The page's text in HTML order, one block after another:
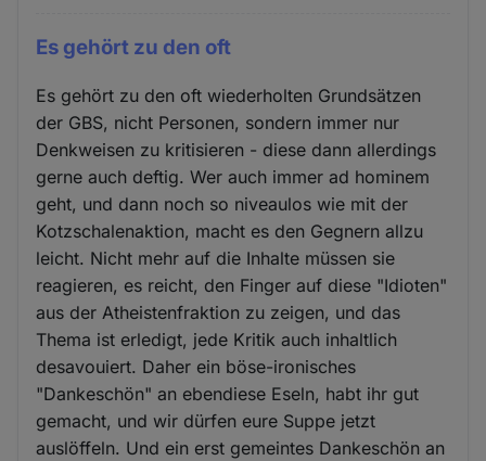
Es gehört zu den oft
Es gehört zu den oft wiederholten Grundsätzen
der GBS, nicht Personen, sondern immer nur
Denkweisen zu kritisieren - diese dann allerdings
gerne auch deftig. Wer auch immer ad hominem
geht, und dann noch so niveaulos wie mit der
Kotzschalenaktion, macht es den Gegnern allzu
leicht. Nicht mehr auf die Inhalte müssen sie
reagieren, es reicht, den Finger auf diese "Idioten"
aus der Atheistenfraktion zu zeigen, und das
Thema ist erledigt, jede Kritik auch inhaltlich
desavouiert. Daher ein böse-ironisches
"Dankeschön" an ebendiese Eseln, habt ihr gut
gemacht, und wir dürfen eure Suppe jetzt
auslöffeln. Und ein erst gemeintes Dankeschön an